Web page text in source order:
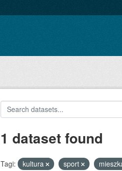
1 dataset found
Tagi: kultura sport